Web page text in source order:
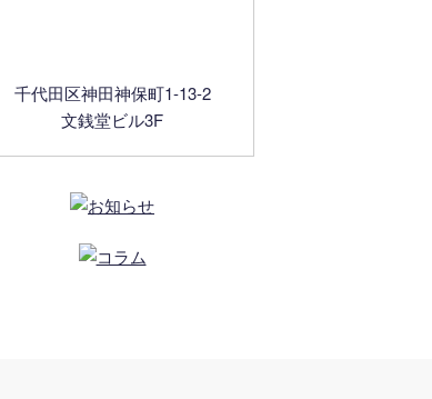
千代田区神田神保町1-13-2
文銭堂ビル3F